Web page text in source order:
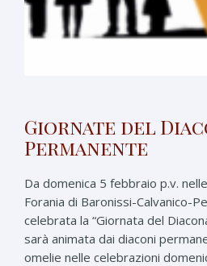
Giornate del
Permanente
Da domenica 5 febbraio p.v.
Forania di Baronissi-Calvanico-
celebrata la “Giornata del
sarà animata dai diaconi
omelie nelle celebrazioni